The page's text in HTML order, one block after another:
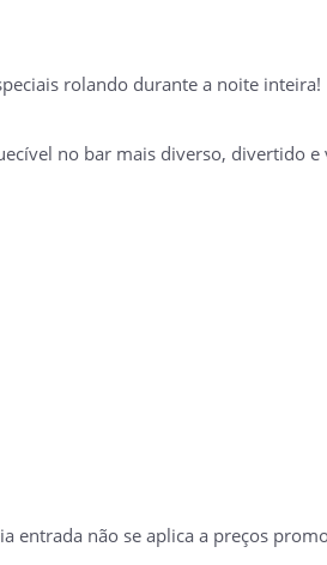
rolando durante a noite inteira!
no bar mais diverso, divertido e
não se aplica a preços